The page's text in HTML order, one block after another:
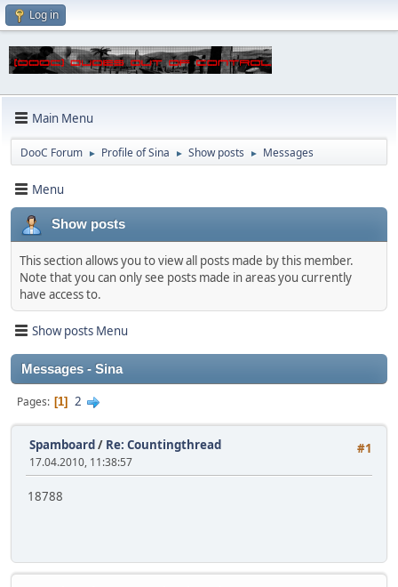
Log in
Main Menu
DooC Forum ► Profile of Sina ► Show posts ► Messages
Menu
Show posts
This section allows you to view all posts made by this member.
Note that you can only see posts made in areas you currently
have access to.
Show posts Menu
Messages - Sina
Pages 1 2
#1
Spamboard/ Re: Countingthread
17.04.2010, 11:38:57
18788